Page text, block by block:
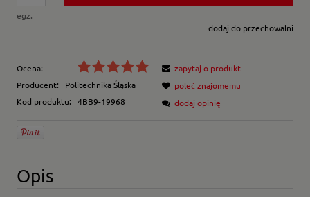
egz.
dodaj do przechowalni
Ocena:
Producent:
Politechnika Śląska
Kod produktu:
4BB9-19968
zapytaj o produkt
poleć znajomemu
dodaj opinię
Opis